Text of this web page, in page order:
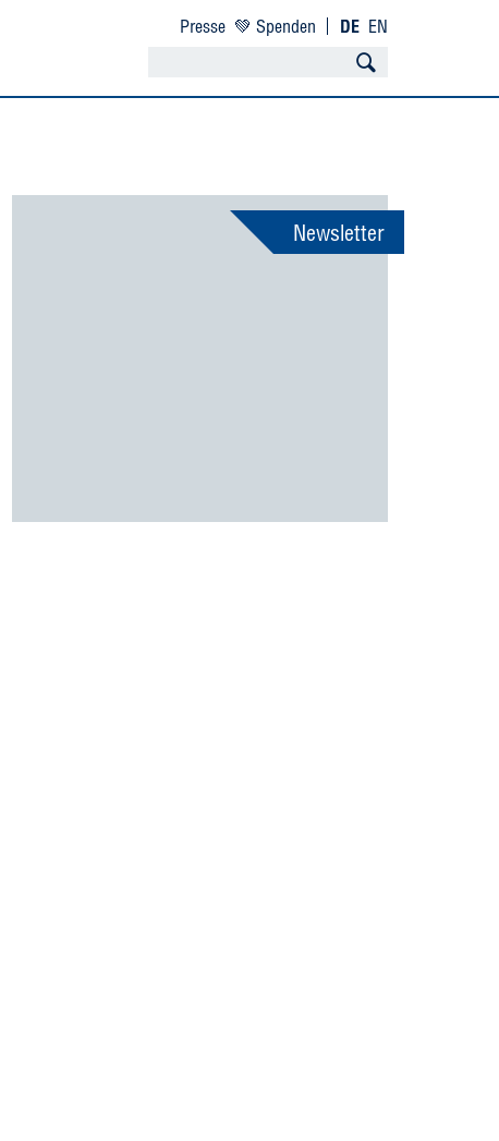
Presse 💚 Spenden DE EN
Newsletter